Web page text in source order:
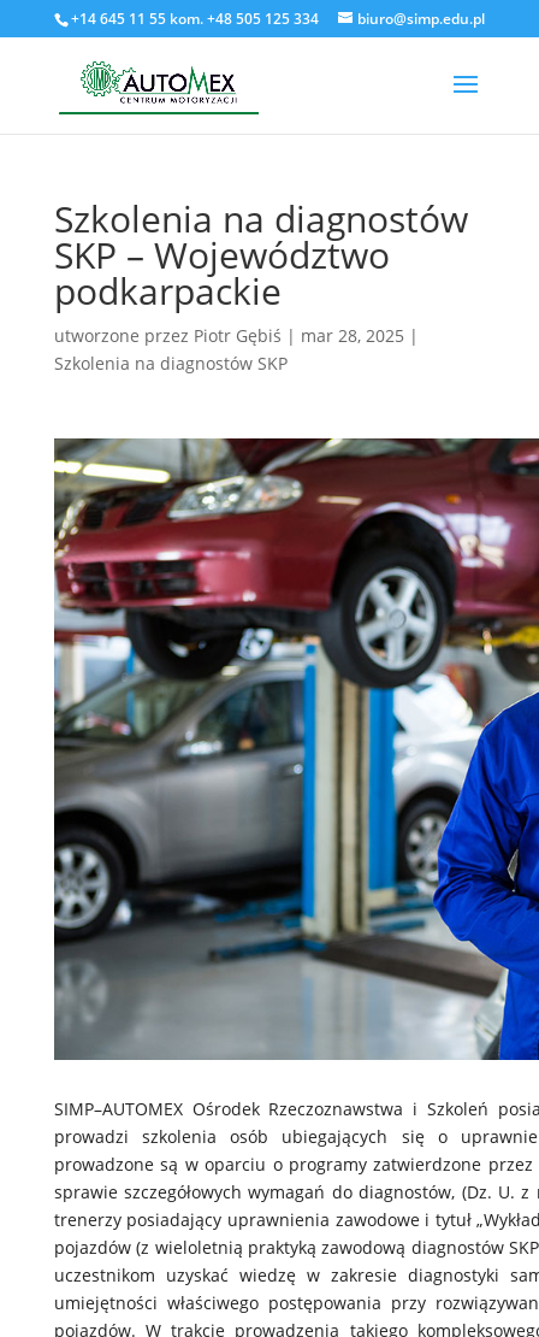
+14 645 11 55 kom. +48 505 125 334 biuro@simp.edu.pl
Szkolenia na diagnostów
SKP – Województwo
podkarpackie
utworzone przez Piotr Gębiś | mar 28, 2025 |
Szkolenia na diagnostów SKP
SIMP–AUTOMEX Ośrodek Rzeczoznawstwa i Szkoleń
prowadzi szkolenia osób ubiegających się o
prowadzone są w oparciu o programy zatwierdzone
sprawie szczegółowych wymagań do diagnostów, (Dz. U.
trenerzy posiadający uprawnienia zawodowe i tytuł
pojazdów (z wieloletnią praktyką zawodową diagnostów
uczestnikom uzyskać wiedzę w zakresie diagnostyki
umiejętności właściwego postępowania przy
pojazdów. W trakcie prowadzenia takiego